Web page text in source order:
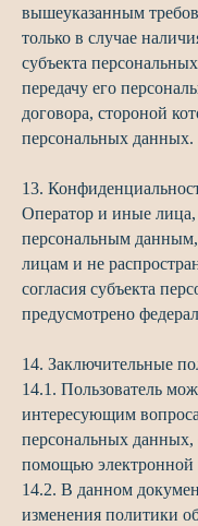
вышеуказанным
только в случае
субъекта
передачу его
договора, стороной
персональных данных.
13.
Оператор и иные
персональным данным,
лицам и не
согласия субъекта
предусмотрено
14. Заключительные
14.1. Пользователь
интересующим
персональных
помощью электронной
14.2. В данном
изменения политики